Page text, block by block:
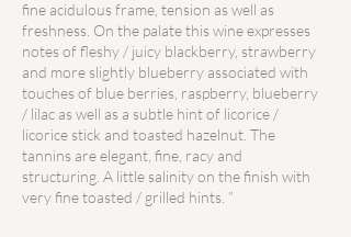
fine acidulous frame, tension as well as
freshness. On the palate this wine expresses
notes of fleshy / juicy blackberry, strawberry
and more slightly blueberry associated with
touches of blue berries, raspberry, blueberry
/ lilac as well as a subtle hint of licorice /
licorice stick and toasted hazelnut. The
tannins are elegant, fine, racy and
structuring. A little salinity on the finish with
very fine toasted / grilled hints. ”